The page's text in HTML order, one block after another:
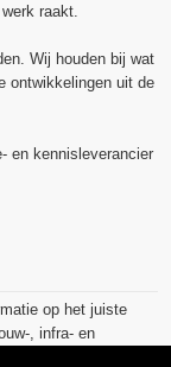
raakt.
Wij houden bij wat
ontwikkelingen uit de
en kennisleverancier
op het juiste
, infra- en